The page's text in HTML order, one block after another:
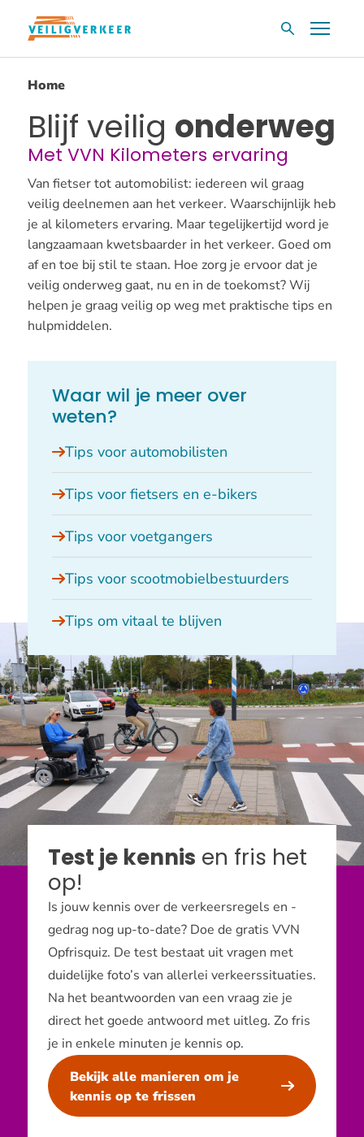
Overslaan
gaan
ZoekvakMenu
Home
Blijf veilig onderweg
Met VVN Kilometers ervaring
Van fietser tot automobilist: iedereen wil graag
veilig deelnemen aan het verkeer. Waarschijnlijk heb
je al kilometers ervaring. Maar tegelijkertijd word je
langzaamaan kwetsbaarder in het verkeer. Goed om
af en toe bij stil te staan. Hoe zorg je ervoor dat je
veilig onderweg gaat, nu en in de toekomst? Wij
helpen je graag veilig op weg met praktische tips en
hulpmiddelen.
Waar wil je meer over
weten?
Tips voor automobilisten
Tips voor fietsers en e-bikers
Tips voor voetgangers
Tips voor scootmobielbestuurders
Tips om vitaal te blijven
Test je kennis en fris het
op!
Is jouw kennis over de verkeersregels en -
gedrag nog up-to-date? Doe de gratis VVN
Opfrisquiz. De test bestaat uit vragen met
duidelijke foto’s van allerlei verkeerssituaties.
Na het beantwoorden van een vraag zie je
direct het goede antwoord met uitleg. Zo fris
je in enkele minuten je kennis op.
Bekijk alle manieren om je
kennis op te frissen